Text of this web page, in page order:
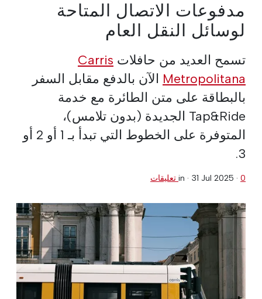
مدفوعات الاتصال المتاحة
لوسائل النقل العام
تسمح العديد من حافلات Carris
Metropolitana الآن بالدفع مقابل السفر
بالبطاقة على متن الطائرة مع خدمة
Tap&Ride الجديدة (بدون تلامس)،
المتوفرة على الخطوط التي تبدأ بـ 1 أو 2 أو
3.
in · 31 Jul 2025 · 0 تعليقات